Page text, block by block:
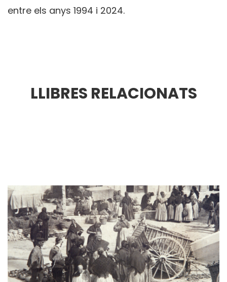
entre els anys 1994 i 2024.
LLIBRES RELACIONATS